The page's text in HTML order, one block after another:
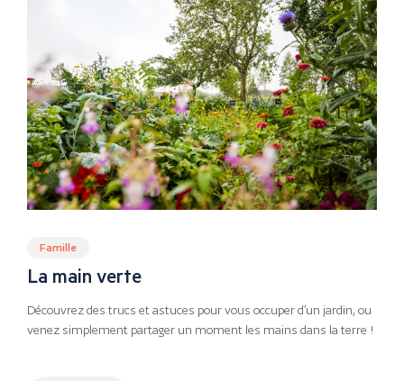
Famille
La main verte
Découvrez des trucs et astuces pour vous occuper d’un jardin, ou
venez simplement partager un moment les mains dans la terre !